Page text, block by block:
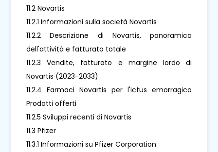
11.2 Novartis
11.2.1 Informazioni sulla società Novartis
11.2.2 Descrizione di Novartis, panoramica
dell'attività e fatturato totale
11.2.3 Vendite, fatturato e margine lordo di
Novartis (2023-2033)
11.2.4 Farmaci Novartis per l'ictus emorragico
Prodotti offerti
11.2.5 Sviluppi recenti di Novartis
11.3 Pfizer
11.3.1 Informazioni su Pfizer Corporation